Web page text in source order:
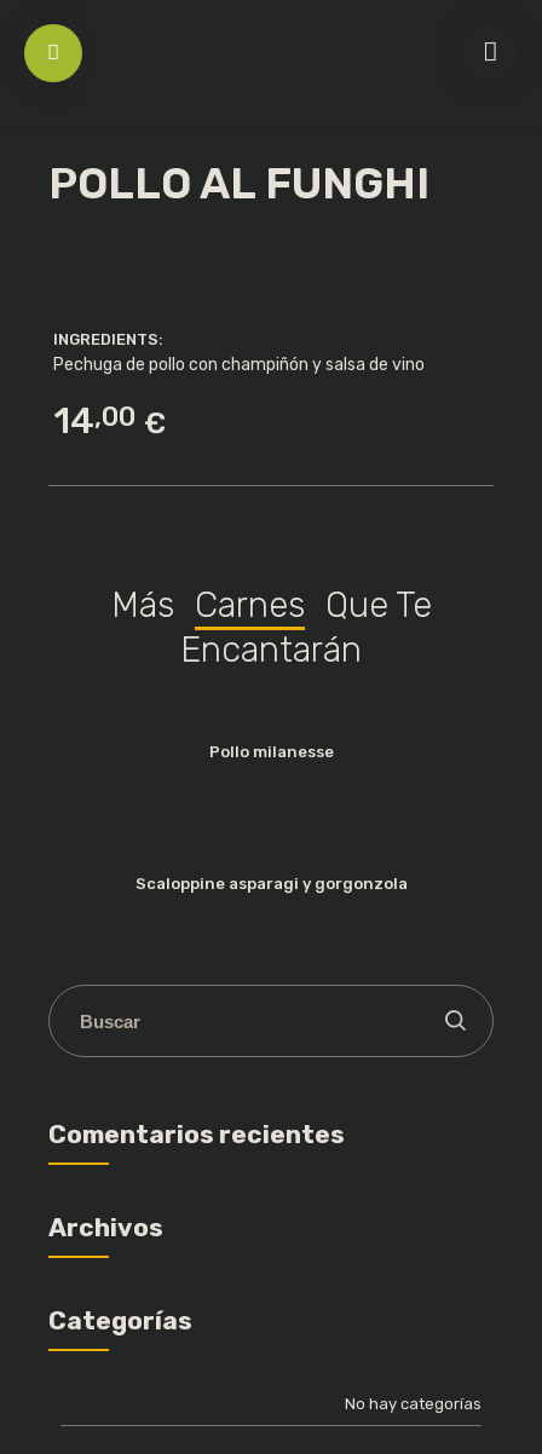
DIRECCIÓN DE CORREO ELECTRÓNICO
Sus datos personales se utilizarán para mejorar
su experiencia a través de este sitio web, para
gestionar el acceso a su cuenta, y para otros
POLLO AL FUNGHI
INGREDIENTS:
Pechuga de pollo con champiñón y salsa de vino
14,00 €
Más Carnes Que Te
Encantarán
Pollo milanesse
Scaloppine asparagi y gorgonzola
Comentarios recientes
Archivos
Categorías
No hay categorías